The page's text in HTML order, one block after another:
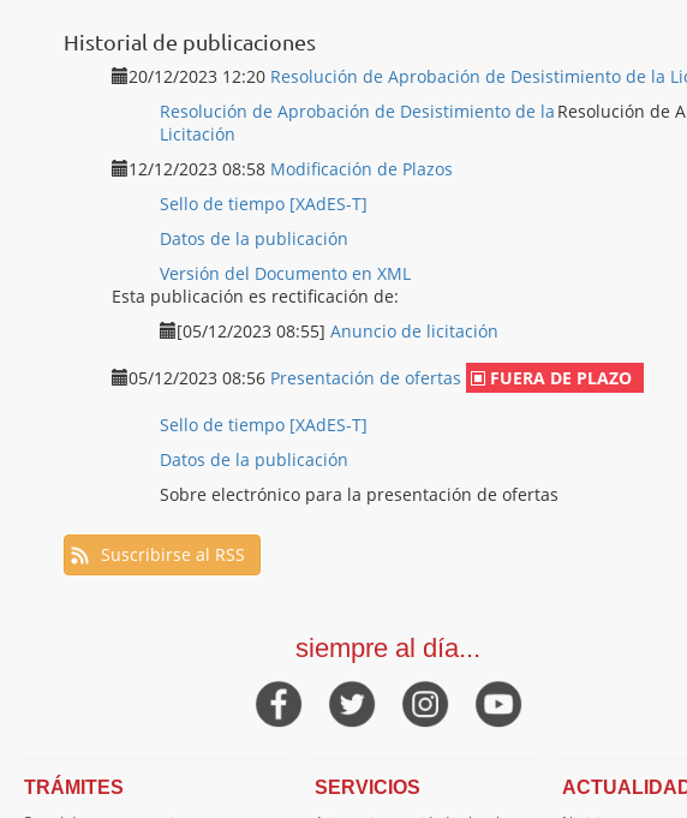
Historial de publicaciones
20/12/2023 12:20 Resolución de Aprobación de Desistimiento de la
Resolución de
Resolución de Aprobación de Desistimiento de la
Licitación
12/12/2023 08:58 Modificación de Plazos
Sello de tiempo [XAdES-T]
Datos de la publicación
Versión del Documento en XML
Esta publicación es rectificación de:
[05/12/2023 08:55] Anuncio de licitación
05/12/2023 08:56 Presentación de ofertas FUERA DE PLAZO
Sello de tiempo [XAdES-T]
Datos de la publicación
Sobre electrónico para la presentación de ofertas
Suscribirse al RSS
siempre al día...
TRÁMITES
SERVICIOS